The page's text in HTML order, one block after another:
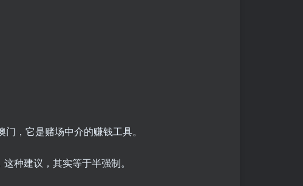
，它是赌场中介的赚钱工具。
种建议，其实等于半强制。